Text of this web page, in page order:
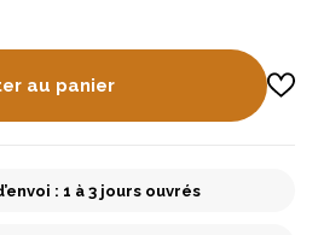
au panier
: 1 à 3 jours ouvrés